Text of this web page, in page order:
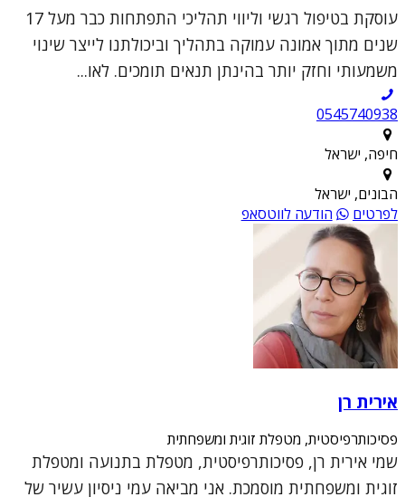
עוסקת בטיפול רגשי וליווי תהליכי התפתחות כבר מעל 17
שנים מתוך אמונה עמוקה בתהליך וביכולתנו לייצר שינוי
משמעותי וחזק יותר בהינתן תנאים תומכים. לאו...
0545740938
חיפה, ישראל
הבונים, ישראל
לפרטים
הודעה לווטסאפ
אירית רן
פסיכותרפיסטית, מטפלת זוגית ומשפחתית
שמי אירית רן, פסיכותרפיסטית, מטפלת בתנועה ומטפלת
זוגית ומשפחתית מוסמכת. אני מביאה עמי ניסיון עשיר של